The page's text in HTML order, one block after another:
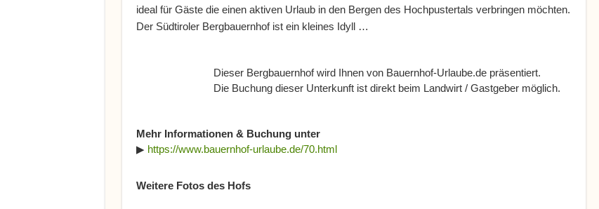
ideal für Gäste die einen aktiven Urlaub in den Bergen des Hochpustertals verbringen möchten.
Der Südtiroler Bergbauernhof ist ein kleines Idyll …
Dieser Bergbauernhof wird Ihnen von Bauernhof-Urlaube.de präsentiert.
Die Buchung dieser Unterkunft ist direkt beim Landwirt / Gastgeber möglich.
Mehr Informationen & Buchung unter
▶ https://www.bauernhof-urlaube.de/70.html
Weitere Fotos des Hofs